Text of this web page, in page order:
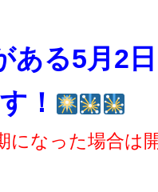
ある5月2
！
になった場合は